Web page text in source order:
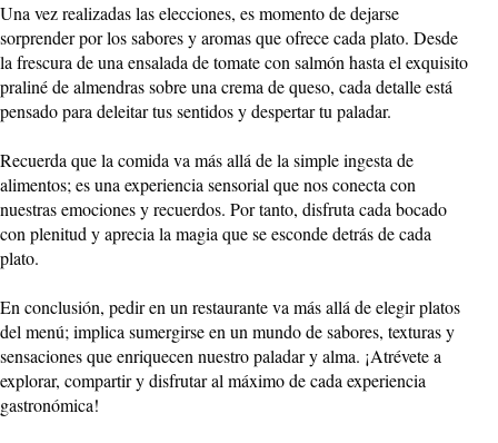
Una vez realizadas las elecciones, es momento de dejarse
sorprender por los sabores y aromas que ofrece cada plato. Desde
la frescura de una ensalada de tomate con salmón hasta el exquisito
praliné de almendras sobre una crema de queso, cada detalle está
pensado para deleitar tus sentidos y despertar tu paladar.
Recuerda que la comida va más allá de la simple ingesta de
alimentos; es una experiencia sensorial que nos conecta con
nuestras emociones y recuerdos. Por tanto, disfruta cada bocado
con plenitud y aprecia la magia que se esconde detrás de cada
plato.
En conclusión, pedir en un restaurante va más allá de elegir platos
del menú; implica sumergirse en un mundo de sabores, texturas y
sensaciones que enriquecen nuestro paladar y alma. ¡Atrévete a
explorar, compartir y disfrutar al máximo de cada experiencia
gastronómica!